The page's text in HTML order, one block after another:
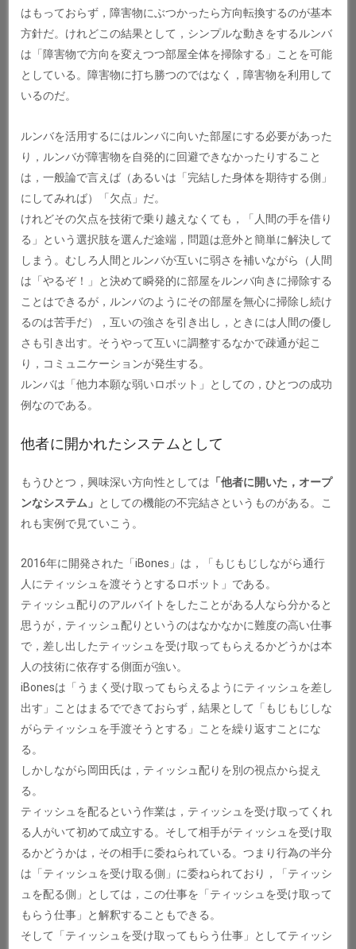
はもっておらず，障害物にぶつかったら方向転換するのが基本
方針だ。けれどこの結果として，シンプルな動きをするルンバ
は「障害物で方向を変えつつ部屋全体を掃除する」ことを可能
としている。障害物に打ち勝つのではなく，障害物を利用して
いるのだ。
ルンバを活用するにはルンバに向いた部屋にする必要があった
り，ルンバが障害物を自発的に回避できなかったりすること
は，一般論で言えば（あるいは「完結した身体を期待する側」
にしてみれば）「欠点」だ。
けれどその欠点を技術で乗り越えなくても，「人間の手を借り
る」という選択肢を選んだ途端，問題は意外と簡単に解決して
しまう。むしろ人間とルンバが互いに弱さを補いながら（人間
は「やるぞ！」と決めて瞬発的に部屋をルンバ向きに掃除する
ことはできるが，ルンバのようにその部屋を無心に掃除し続け
るのは苦手だ），互いの強さを引き出し，ときには人間の優し
さも引き出す。そうやって互いに調整するなかで疎通が起こ
り，コミュニケーションが発生する。
ルンバは「他力本願な弱いロボット」としての，ひとつの成功
例なのである。
他者に開かれたシステムとして
もうひとつ，興味深い方向性としては 「他者に開いた，オープ
ンなシステム」 としての機能の不完結さというものがある。こ
れも実例で見ていこう。
2016年に開発された「iBones」は，「もじもじしながら通行
人にティッシュを渡そうとするロボット」である。
ティッシュ配りのアルバイトをしたことがある人なら分かると
思うが，ティッシュ配りというのはなかなかに難度の高い仕事
で，差し出したティッシュを受け取ってもらえるかどうかは本
人の技術に依存する側面が強い。
iBonesは「うまく受け取ってもらえるようにティッシュを差し
出す」ことはまるでできておらず，結果として「もじもじしな
がらティッシュを手渡そうとする」ことを繰り返すことにな
る。
しかしながら岡田氏は，ティッシュ配りを別の視点から捉え
る。
ティッシュを配るという作業は，ティッシュを受け取ってくれ
る人がいて初めて成立する。そして相手がティッシュを受け取
るかどうかは，その相手に委ねられている。つまり行為の半分
は「ティッシュを受け取る側」に委ねられており，「ティッシ
ュを配る側」としては，この仕事を「ティッシュを受け取って
もらう仕事」と解釈することもできる。
そして「ティッシュを受け取ってもらう仕事」としてティッシ